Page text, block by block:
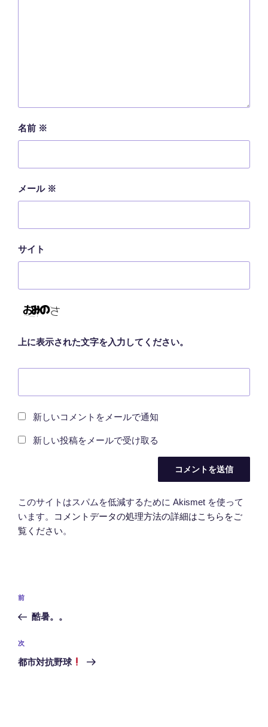
名前 ※
メール ※
サイト
上に表示された文字を入力してください。
新しいコメントをメールで通知
新しい投稿をメールで受け取る
このサイトはスパムを低減するために Akismet を使って
います。
コメントデータの処理方法の詳細はこちらをご
覧ください。
投
ナ
ビ
ゲ
前
の
稿
前
酷暑。。
次
の
次
都市対抗野球